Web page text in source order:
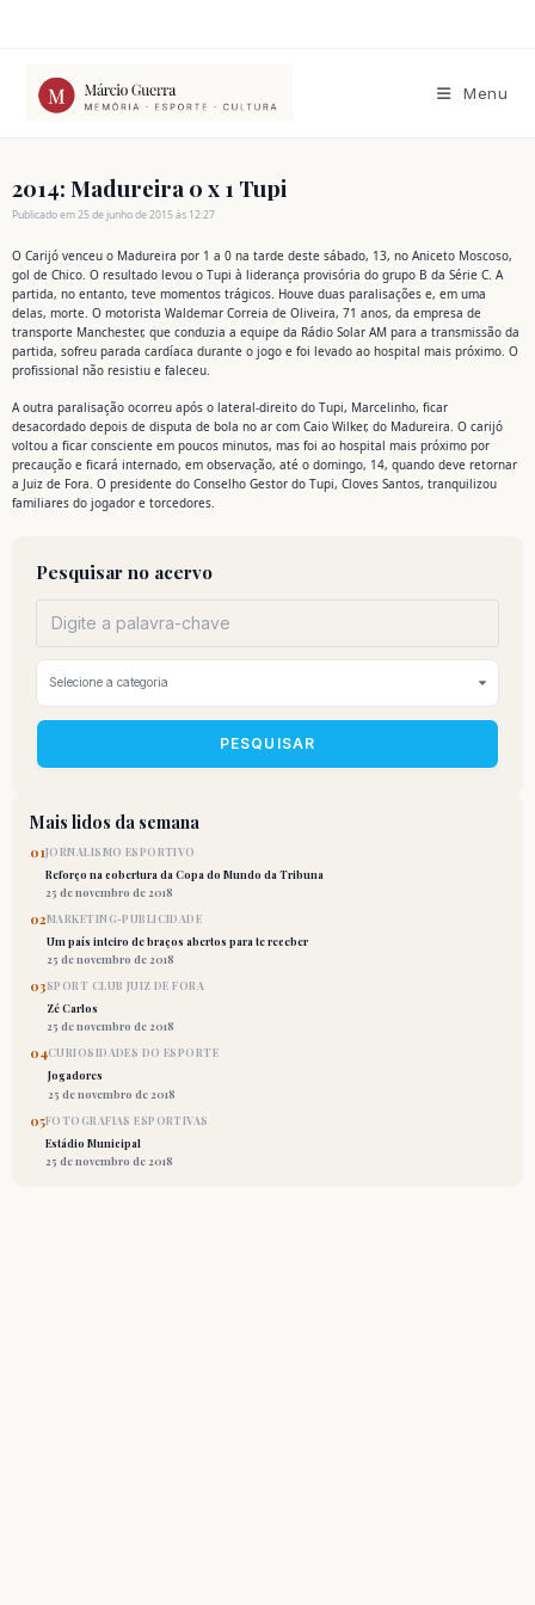
conteúdo
Menu
2014: Madureira 0 x 1 Tupi
Publicado em 25 de junho de 2015 às 12:27
O Carijó venceu o Madureira por 1 a 0 na tarde deste sábado, 13, no Aniceto Moscoso,
gol de Chico. O resultado levou o Tupi à liderança provisória do grupo B da Série C. A
partida, no entanto, teve momentos trágicos. Houve duas paralisações e, em uma
delas, morte. O motorista Waldemar Correia de Oliveira, 71 anos, da empresa de
transporte Manchester, que conduzia a equipe da Rádio Solar AM para a transmissão da
partida, sofreu parada cardíaca durante o jogo e foi levado ao hospital mais próximo. O
profissional não resistiu e faleceu.
A outra paralisação ocorreu após o lateral-direito do Tupi, Marcelinho, ficar
desacordado depois de disputa de bola no ar com Caio Wilker, do Madureira. O carijó
voltou a ficar consciente em poucos minutos, mas foi ao hospital mais próximo por
precaução e ficará internado, em observação, até o domingo, 14, quando deve retornar
a Juiz de Fora. O presidente do Conselho Gestor do Tupi, Cloves Santos, tranquilizou
familiares do jogador e torcedores.
Pesquisar no acervo
PESQUISAR
Mais lidos da semana
01JORNALISMO ESPORTIVO
Reforço na cobertura da Copa do Mundo da Tribuna
25 de novembro de 2018
02MARKETING-PUBLICIDADE
Um país inteiro de braços abertos para te receber
25 de novembro de 2018
03SPORT CLUB JUIZ DE FORA
Zé Carlos
25 de novembro de 2018
04CURIOSIDADES DO ESPORTE
Jogadores
25 de novembro de 2018
05FOTOGRAFIAS ESPORTIVAS
Estádio Municipal
25 de novembro de 2018